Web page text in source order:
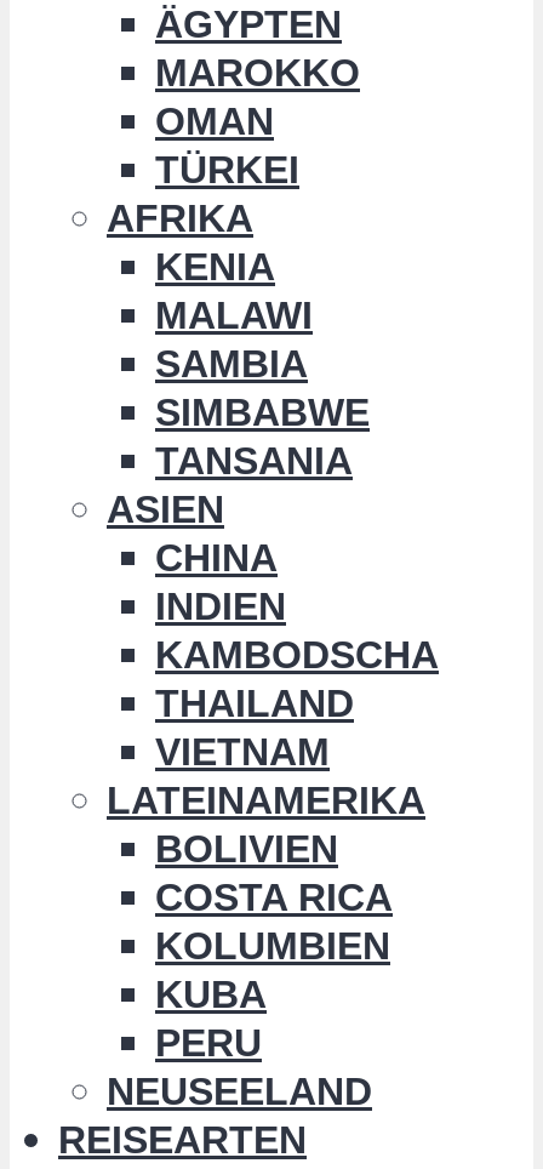
ÄGYPTEN
MAROKKO
OMAN
TÜRKEI
AFRIKA
KENIA
MALAWI
SAMBIA
SIMBABWE
TANSANIA
ASIEN
CHINA
INDIEN
KAMBODSCHA
THAILAND
VIETNAM
LATEINAMERIKA
BOLIVIEN
COSTA RICA
KOLUMBIEN
KUBA
PERU
NEUSEELAND
REISEARTEN